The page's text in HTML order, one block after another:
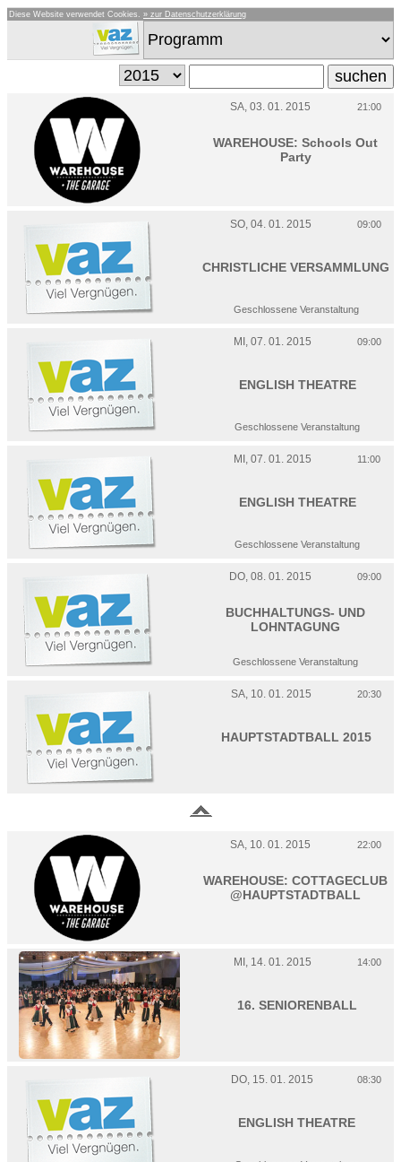
Diese Website verwendet Cookies. » zur Datenschutzerklärung
SA, 03. 01. 2015 21:00
WAREHOUSE: Schools Out
Party
SO, 04. 01. 2015 09:00
CHRISTLICHE VERSAMMLUNG
Geschlossene Veranstaltung
MI, 07. 01. 2015 09:00
ENGLISH THEATRE
Geschlossene Veranstaltung
MI, 07. 01. 2015 11:00
ENGLISH THEATRE
Geschlossene Veranstaltung
DO, 08. 01. 2015 09:00
BUCHHALTUNGS- UND
LOHNTAGUNG
Geschlossene Veranstaltung
SA, 10. 01. 2015 20:30
HAUPTSTADTBALL 2015
SA, 10. 01. 2015 22:00
WAREHOUSE: COTTAGECLUB
@HAUPTSTADTBALL
MI, 14. 01. 2015 14:00
16. SENIORENBALL
DO, 15. 01. 2015 08:30
ENGLISH THEATRE